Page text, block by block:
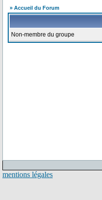
» Accueil du Forum
Non-membre du groupe
mentions légales